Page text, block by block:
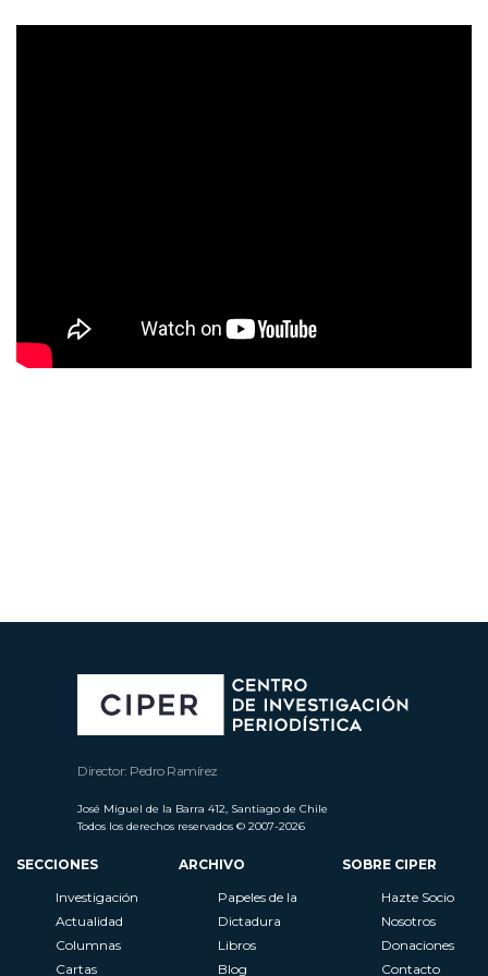
Director: Pedro Ramírez
José Miguel de la Barra 412, Santiago de Chile
Todos los derechos reservados © 2007-2026
SECCIONES
Investigación
Actualidad
Columnas
Cartas
ARCHIVO
Papeles de la
Dictadura
Libros
Blog
SOBRE CIPER
Hazte Socio
Nosotros
Donaciones
Contacto